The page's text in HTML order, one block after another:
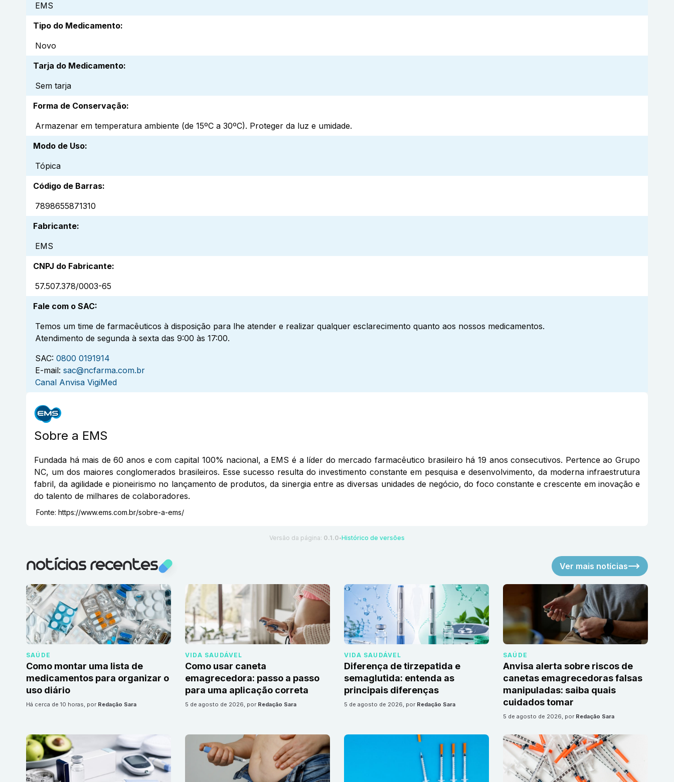
EMS
Tipo do Medicamento:
Novo
Tarja do Medicamento:
Sem tarja
Forma de Conservação:
Armazenar em temperatura ambiente (de 15ºC a 30ºC). Proteger da luz e umidade.
Modo de Uso:
Tópica
Código de Barras:
7898655871310
Fabricante:
EMS
CNPJ do Fabricante:
57.507.378/0003-65
Fale com o SAC:
Temos um time de farmacêuticos à disposição para lhe atender e realizar qualquer esclarecimento quanto aos nossos medicamentos.
Atendimento de segunda à sexta das 9:00 às 17:00.
SAC: 0800 0191914
E-mail: sac@ncfarma.com.br
Canal Anvisa VigiMed
Sobre a EMS
Fundada há mais de 60 anos e com capital 100% nacional, a EMS é a líder do mercado farmacêutico brasileiro há 19 anos consecutivos. Pertence ao Grupo
NC, um dos maiores conglomerados brasileiros. Esse sucesso resulta do investimento constante em pesquisa e desenvolvimento, da moderna infraestrutura
fabril, da agilidade e pioneirismo no lançamento de produtos, da sinergia entre as diversas unidades de negócio, do foco constante e crescente em inovação e
do talento de milhares de colaboradores.
Fonte: https://www.ems.com.br/sobre-a-ems/
Versão da página: 0.1.0 ●Histórico de versões
notícias recentes Ver mais notícias
SAÚDE
Como montar uma lista de
medicamentos para organizar o
uso diário
há cerca de 10 horas, por Redação Sara
VIDA SAUDÁVEL
Como usar caneta
emagrecedora: passo a passo
para uma aplicação correta
5 de agosto de 2026, por Redação Sara
VIDA SAUDÁVEL
Diferença de tirzepatida e
semaglutida: entenda as
principais diferenças
5 de agosto de 2026, por Redação Sara
SAÚDE
Anvisa alerta sobre riscos de
canetas emagrecedoras falsas
manipuladas: saiba quais
cuidados tomar
5 de agosto de 2026, por Redação Sara